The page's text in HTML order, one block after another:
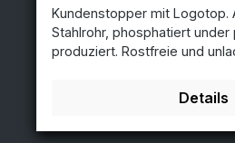
Kundenstopper mit Logotop.
Stahlrohr, phosphatiert
produziert. Rostfreie und
Magnet. Poster Größe:
58x122cmLogo Größe:
Details